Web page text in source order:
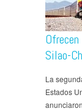
Silao-
La
Estados